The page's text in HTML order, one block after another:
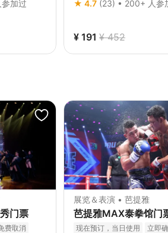
加过 ★ 4.7 (23) • 200+ 人参
¥ 191 ¥ 452
门票
费取消
展览＆表演 • 芭提雅
芭提雅MAX泰拳馆门
现在预订，当日使用 立即